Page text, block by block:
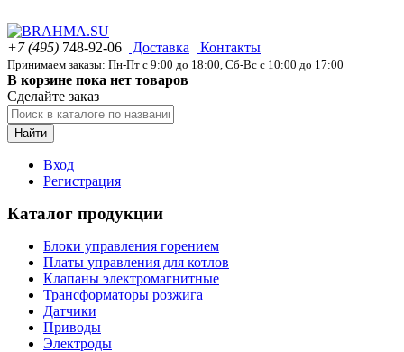
+7 (495) 748-92-06 Доставка Контакты
Принимаем заказы: Пн-Пт с 9:00 до 18:00, Сб-Вс с 10:00 до 17:00
В корзине пока нет товаров
Сделайте заказ
Найти
Вход
Регистрация
Каталог продукции
Блоки управления горением
Платы управления для котлов
Клапаны электромагнитные
Трансформаторы розжига
Датчики
Приводы
Электроды